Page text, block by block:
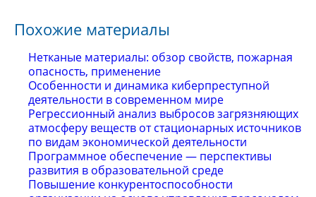
Похожие материалы
Нетканые материалы: обзор свойств, пожарная
опасность, применение
Особенности и динамика киберпреступной
деятельности в современном мире
Регрессионный анализ выбросов загрязняющих
атмосферу веществ от стационарных источников
по видам экономической деятельности
Программное обеспечение — перспективы
развития в образовательной среде
Повышение конкурентоспособности